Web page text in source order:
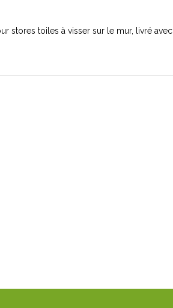
stores toiles à visser sur le mur, livré avec